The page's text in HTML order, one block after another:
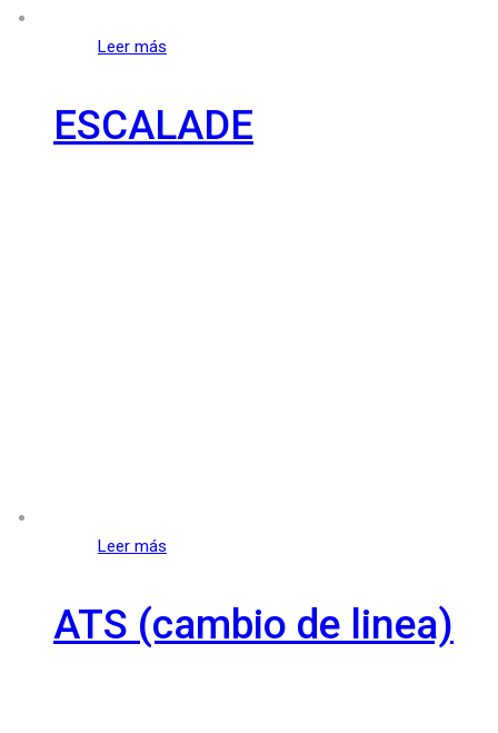
Leer más
ESCALADE
Leer más
ATS (cambio de linea)